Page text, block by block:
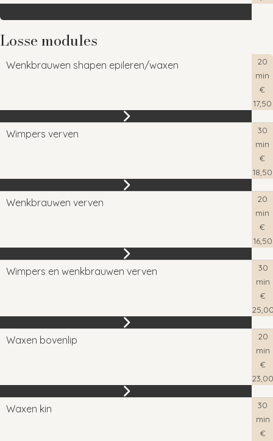
Losse modules
Wenkbrauwen shapen epileren/waxen
20
min
€
17,50
Wimpers verven
30
min
€
18,50
Wenkbrauwen verven
20
min
€
16,50
Wimpers en wenkbrauwen verven
30
min
€
Waxen bovenlip
20
min
€
23,00
Waxen kin
30
min
€